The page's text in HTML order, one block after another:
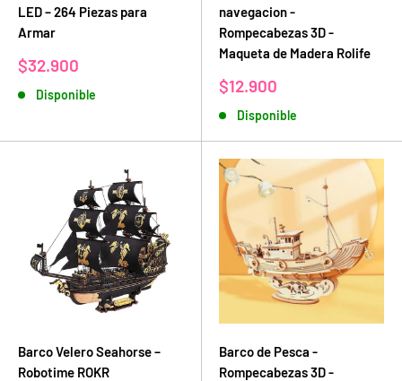
LED – 264 Piezas para
Armar
Precio
venta
$32.900
Disponible
navegacion -
Rompecabezas 3D -
Maqueta de Madera Rolife
Precio
venta
$12.900
Disponible
Barco Velero Seahorse –
Robotime ROKR
Barco de Pesca -
Rompecabezas 3D -